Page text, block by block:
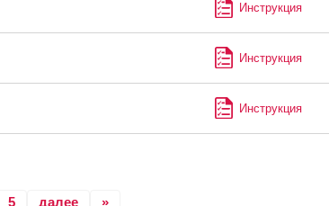
Инструкция
Инструкция
Инструкция
5 далее »